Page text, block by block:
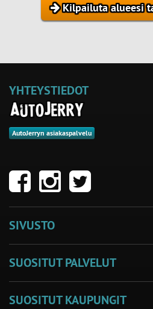
Kilpailuta alueesi
YHTEYSTIEDOT
AutoJerryn asiakaspalvelu
SIVUSTO
SUOSITUT PALVELUT
SUOSITUT KAUPUNGIT